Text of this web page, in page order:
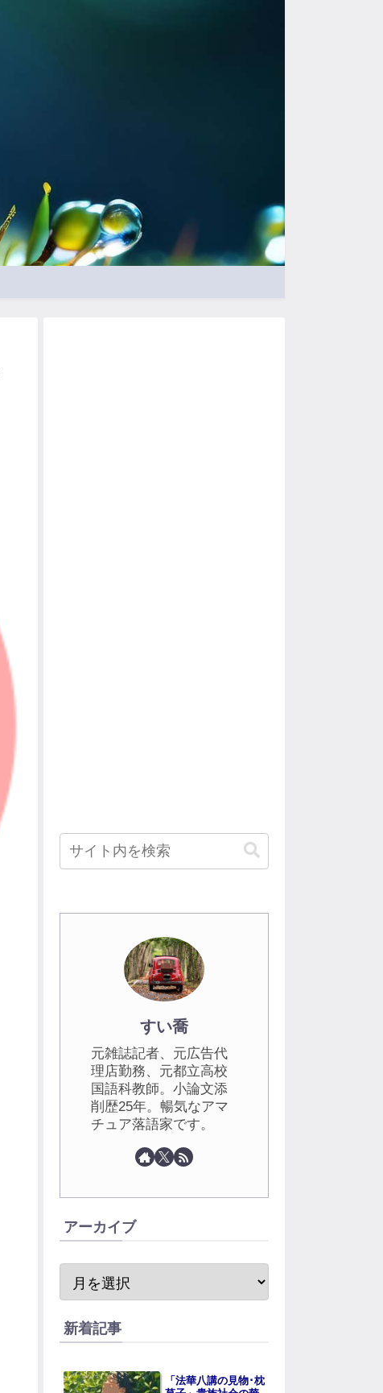
すい喬
元雑誌記者、元広告代
理店勤務、元都立高校
国語科教師。小論文添
削歴25年。暢気なアマ
チュア落語家です。
アーカイブ
新着記事
「法華八講の見物･枕